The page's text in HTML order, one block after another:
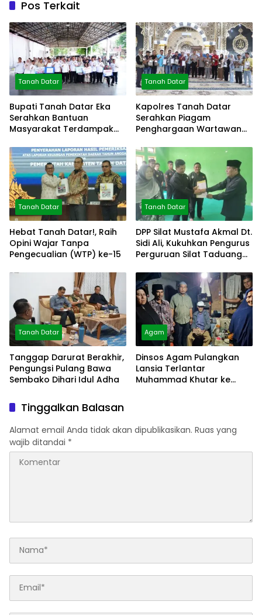
Pos Terkait
Tanah Datar
Bupati Tanah Datar Eka
Serahkan Bantuan
Masyarakat Terdampak
Tanah Datar
Kapolres Tanah Datar
Serahkan Piagam
Penghargaan Wartawan
Tanah Datar
Hebat Tanah Datar!, Raih
Opini Wajar Tanpa
Pengecualian (WTP) ke-15
Tanah Datar
DPP Silat Mustafa Akmal Dt.
Sidi Ali, Kukuhkan Pengurus
Perguruan Silat Taduang
Tanah Datar
Tanggap Darurat Berakhir,
Pengungsi Pulang Bawa
Sembako Dihari Idul Adha
Agam
Dinsos Agam Pulangkan
Lansia Terlantar
Muhammad Khutar ke
Tinggalkan Balasan
Alamat email Anda tidak akan dipublikasikan. Ruas yang
wajib ditandai *